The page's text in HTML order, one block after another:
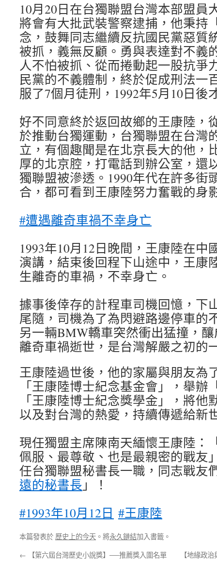
10月20日在台獨聯盟台灣本部盟員
將會有大批武裝警察逮捕，他秉持
念，鼓舞同志繼續反抗國民黨惡質
被抓，義無反顧。勇與表達對不義
人不怕被抓、從而捲動起一股抗爭
民黨的不義體制，終於促成刑法一
服了7個月徒刑，1992年5月10日後
好不同意終於返回故鄉的王康陸，
於推動台獨運動，台獨聯盟在台灣
立，有個趣聞是在北京長大的他，
厚的北京腔，打電話到辦公室，還
獨聯盟被滲透。1990年代在許多街
合，都可看到王康陸努力奮戰的身
#遭遇離奇車禍不幸身亡
1993年10月12日晚間，王康陸在中
演講，結束後回程下山途中，王康
生離奇的車禍，不幸身亡。
據事後倖存的計程車司機回憶，下
尾隨，司機為了為閃避路邊停車的
另一輛BMW轎車突然衝出猛撞，
離奇車禍逝世，是台灣解嚴之初的
王康陸過世後，他的家屬與朋友為
「王康陸博士紀念基金會」，舉辦
「王康陸博士紀念獎學金」，將他
以及對台灣的熱愛，持續傳遞給新
現任獨盟主席陳南天緬懷王康陸：
佩服、最尊敬、也是最親密的戰友
任台獨聯盟秘書長一職，同志戰友
遠的秘書長 」！
#1993年10月12日 #王康陸
本篇發表於 歷史上的今天 。將永久鏈結加入書籤。
← 【第六屆台灣歷史小說獎】──推薦獎入圍名單 【地緣政